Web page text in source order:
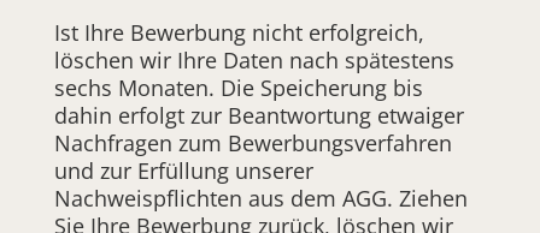
Ist Ihre Bewerbung nicht erfolgreich,
löschen wir Ihre Daten nach spätestens
sechs Monaten. Die Speicherung bis
dahin erfolgt zur Beantwortung etwaiger
Nachfragen zum Bewerbungsverfahren
und zur Erfüllung unserer
Nachweispflichten aus dem AGG. Ziehen
Sie Ihre Bewerbung zurück, löschen wir